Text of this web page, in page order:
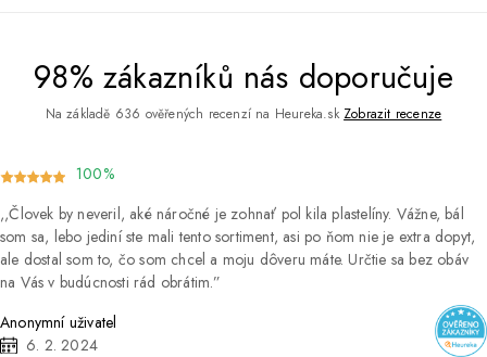
98% zákazníků nás doporučuje
Na základě 636 ověřených recenzí na Heureka.sk Zobrazit recenze
100%
Človek by neveril, aké náročné je zohnať pol kila plastelíny. Vážne, bál
som sa, lebo jediní ste mali tento sortiment, asi po ňom nie je extra dopyt,
ale dostal som to, čo som chcel a moju dôveru máte. Určtie sa bez obáv
na Vás v budúcnosti rád obrátim.
Anonymní uživatel
6. 2. 2024